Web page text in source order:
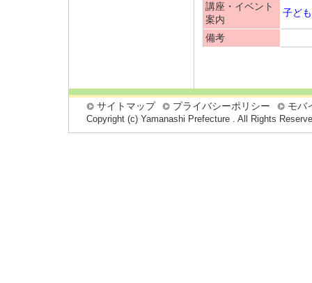
講座・イベント
案内
子ど
備考
サイトマップ プライバシーポリシー モバ
Copyright (c) Yamanashi Prefecture . All Rights